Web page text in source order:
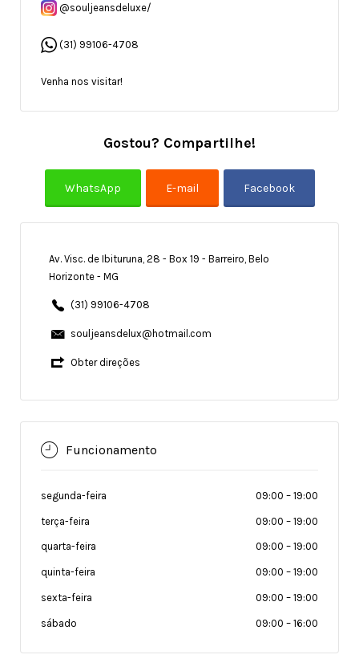
@souljeansdeluxe/
(31) 99106-4708
Venha nos visitar!
Gostou? Compartilhe!
Av. Visc. de Ibituruna, 28 - Box 19 - Barreiro, Belo
Horizonte - MG
(31) 99106-4708
souljeansdelux@hotmail.com
Obter direções
Funcionamento
segunda-feira 09:00 – 19:00
terça-feira 09:00 – 19:00
quarta-feira 09:00 – 19:00
quinta-feira 09:00 – 19:00
sexta-feira 09:00 – 19:00
sábado 09:00 – 16:00